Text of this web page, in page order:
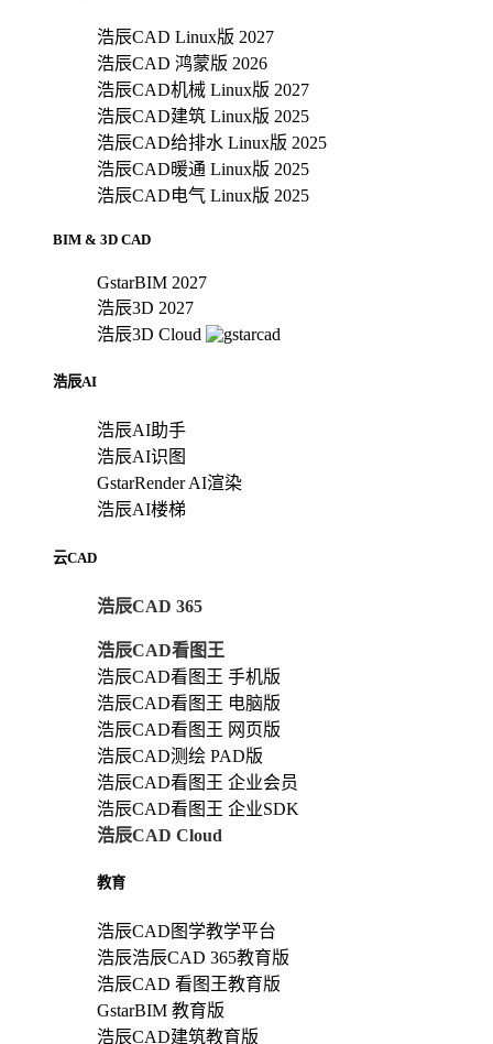
浩辰CAD Linux版 2027
浩辰CAD 鸿蒙版 2026
浩辰CAD机械 Linux版 2027
浩辰CAD建筑 Linux版 2025
浩辰CAD给排水 Linux版 2025
浩辰CAD暖通 Linux版 2025
浩辰CAD电气 Linux版 2025
BIM & 3D CAD
GstarBIM 2027
浩辰3D 2027
浩辰3D Cloud
浩辰AI
浩辰AI助手
浩辰AI识图
GstarRender AI渲染
浩辰AI楼梯
云CAD
浩辰CAD 365
浩辰CAD看图王
浩辰CAD看图王 手机版
浩辰CAD看图王 电脑版
浩辰CAD看图王 网页版
浩辰CAD测绘 PAD版
浩辰CAD看图王 企业会员
浩辰CAD看图王 企业SDK
浩辰CAD Cloud
教育
浩辰CAD图学教学平台
浩辰浩辰CAD 365教育版
浩辰CAD 看图王教育版
GstarBIM 教育版
浩辰CAD建筑教育版